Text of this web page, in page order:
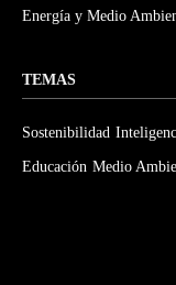
Energía y Medio
TEMAS
Sostenibilidad
Educación Medio